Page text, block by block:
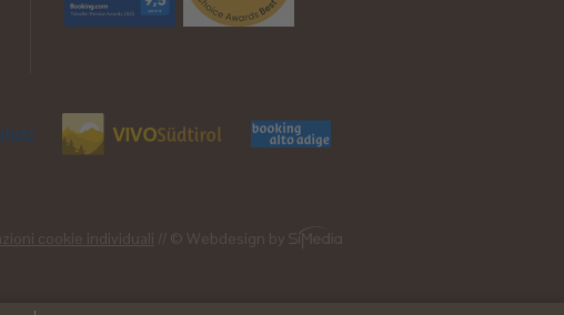
cookie individuali // © Webdesign by